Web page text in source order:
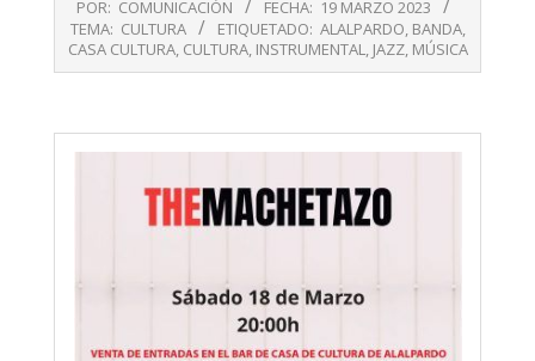
03-
19
POR: COMUNICACIÓN FECHA: 19 MARZO 2023
TEMA: CULTURA ETIQUETADO: ALALPARDO, BANDA,
CASA CULTURA, CULTURA, INSTRUMENTAL, JAZZ, MÚSICA